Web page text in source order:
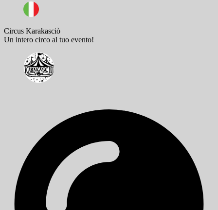
Circus Karakasciò
Un intero circo al tuo evento!